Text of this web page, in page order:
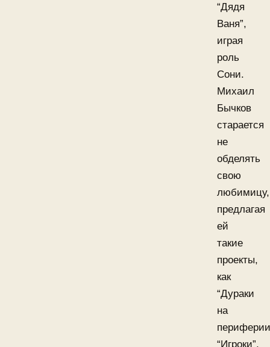
“Дядя
Ваня”,
играя
роль
Сони.
Михаил
Бычков
старается
не
обделять
свою
любимицу,
предлагая
ей
такие
проекты,
как
“Дураки
на
“Игроки”,